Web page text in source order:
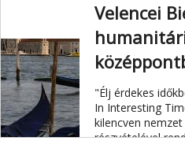
Velencei
"Élj érdekes
In Interesting
kilencven
részvételével